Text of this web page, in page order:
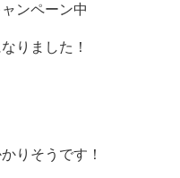
ンペーン中
りました！
りそうです！